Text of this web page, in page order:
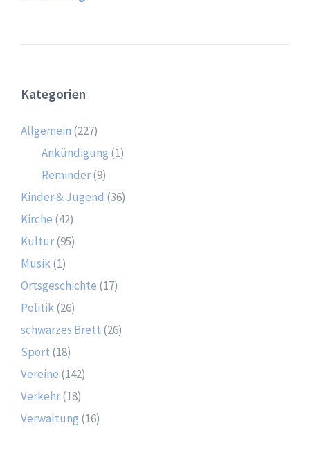
Kategorien
Allgemein (227)
Ankündigung (1)
Reminder(9)
Kinder & Jugend (36)
Kirche (42)
Kultur(95)
Musik(1)
Ortsgeschichte (17)
Politik(26)
schwarzes Brett (26)
Sport (18)
Vereine (142)
Verkehr(18)
Verwaltung (16)